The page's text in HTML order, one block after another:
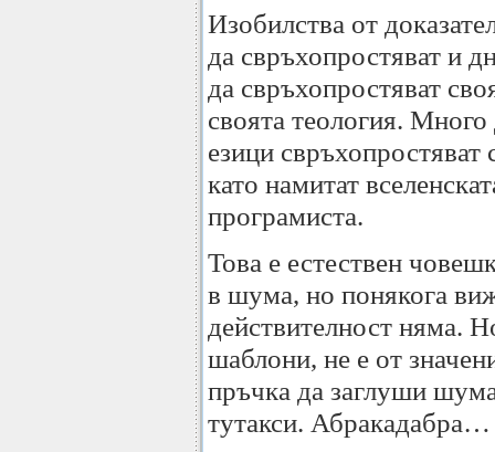
Изобилства от
да свръхопростяват и
да свръхопростяват
своята теология.
езици
като намитат
програмиста.
Това е естествен
в шума, но понякога
действителност няма.
шаблони, не е от
пръчка да заглуши
тутакси. Абракадабра…